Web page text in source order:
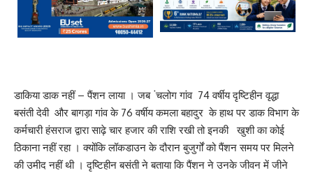
डाकिया डाक नहीं – पैंशन लाया । जब ंचलोग गांव 74 वर्षीय दृष्टिहीन वृद्धा
बसंती देवी और बागड़ा गांव के 76 वर्षीय कमला बहादुर के हाथ पर डाक विभाग के
कर्मचारी हंसराज द्वारा साढ़े चार हजार की राशि रखी तो इनकी खुशी का कोई
ठिकाना नहीं रहा । क्योंकि लॉकडाउन के दौरान बुजुर्गों को पैंशन समय पर मिलने
की उमीद नहीं थी । दृष्टिहीन बसंती ने बताया कि पैंशन ने उनके जीवन में जीने